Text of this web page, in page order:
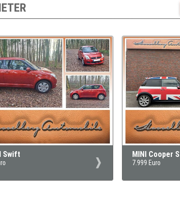
Swift MINI Cooper S
7.999 Euro